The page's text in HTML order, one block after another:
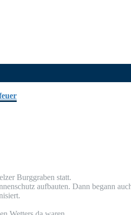
Burg­gra­ben statt.
auf­bau­ten. Dann begann